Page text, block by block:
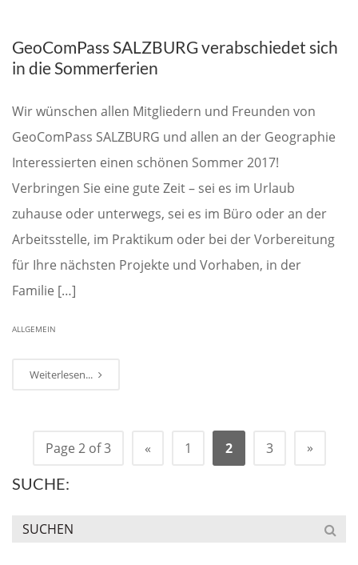
GeoComPass SALZBURG verabschiedet sich
in die Sommerferien
Wir wünschen allen Mitgliedern und Freunden von
GeoComPass SALZBURG und allen an der Geographie
Interessierten einen schönen Sommer 2017!
Verbringen Sie eine gute Zeit – sei es im Urlaub
zuhause oder unterwegs, sei es im Büro oder an der
Arbeitsstelle, im Praktikum oder bei der Vorbereitung
für Ihre nächsten Projekte und Vorhaben, in der
Familie […]
ALLGEMEIN
Weiterlesen...
Page 2 of 3 « 1 2 3 »
SUCHE: